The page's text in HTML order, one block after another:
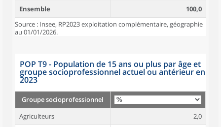
Ensemble
100,0
Source : Insee, RP2023 exploitation complémentaire, géographie
au 01/01/2026.
POP T9 - Population de 15 ans ou plus par âge et
groupe socioprofessionnel actuel ou antérieur en
2023
Groupe socioprofessionnel
Agriculteurs
2,0